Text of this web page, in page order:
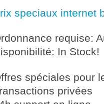
speciaux internet
requise:
In Stock!
spéciales pour
privées